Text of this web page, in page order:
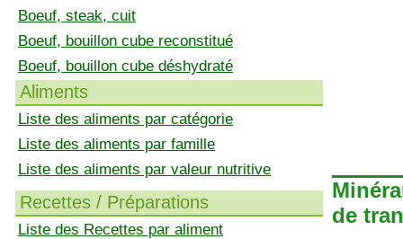
Boeuf, steak, cuit
Boeuf, bouillon cube reconstitué
Boeuf, bouillon cube déshydraté
Aliments
Liste des aliments par catégorie
Liste des aliments par famille
Liste des aliments par valeur nutritive
Recettes / Préparations
Liste des Recettes par aliment
de